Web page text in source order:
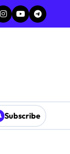
Subscribe